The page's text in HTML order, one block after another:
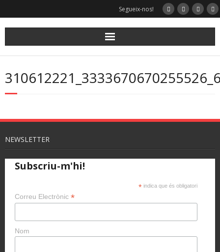
Segueix-nos!
NEWSLETTER
Subscriu-m'hi!
* indica que és obligatori
Correu Electrònic *
Nom